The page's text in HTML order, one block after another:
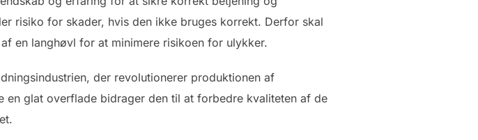
risiko for skader, hvis den ikke bruges korrekt. Derfor skal
en langhøvl for at minimere risikoen for ulykker.
der revolutionerer produktionen af
glat overflade bidrager den til at forbedre kvaliteten af de